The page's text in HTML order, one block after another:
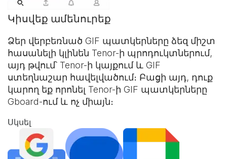
Կիսվեք ամենուրեք
Ձեր վերբեռնած GIF պատկերները ձեզ միշտ
հասանելի կլինեն Tenor-ի պրոդուկտներում,
այդ թվում՝ Tenor-ի կայքում և GIF
ստեղնաշար հավելվածում։ Բացի այդ, դուք
կարող եք որոնել Tenor-ի GIF պատկերները
Gboard-ում և ոչ միայն։
Սկսել